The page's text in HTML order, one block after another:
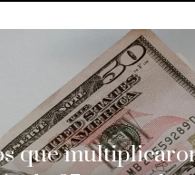
que